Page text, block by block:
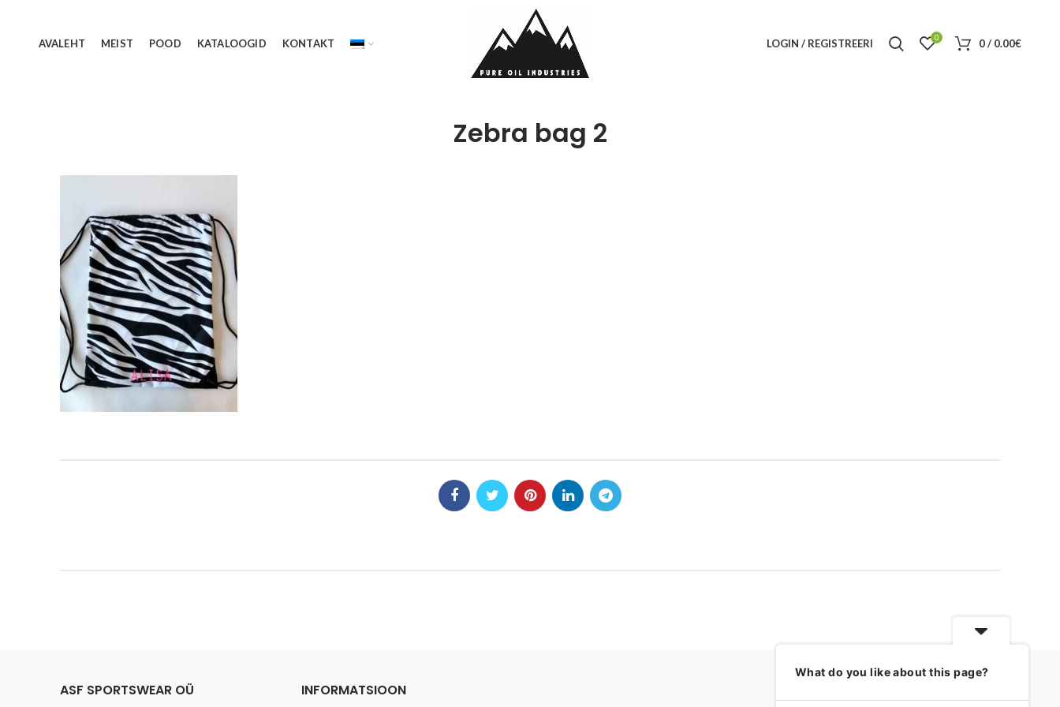
AVALEHT MEIST POOD KATALOOGID KONTAKT LOGIN / REGISTREERI 0 0/ 0.00€
Zebra bag 2
ASF SPORTSWEAR OÜ INFORMATSIOON
What do you like about this page?